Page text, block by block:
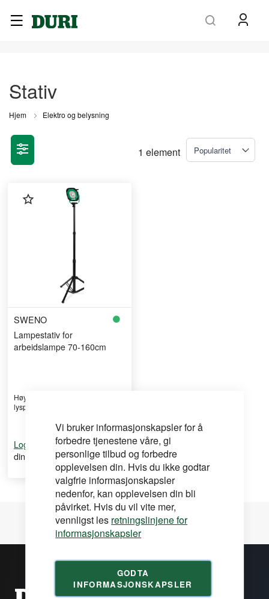
Vi bruker informasjonskapsler for å
forbedre tjenestene våre, gi
personlige tilbud og forbedre
opplevelsen din. Hvis du ikke godtar
valgfrie informasjonskapsler
nedenfor, kan opplevelsen din bli
påvirket. Hvis du vil vite mer,
vennligst les retningslinjene for
informasjonskapsler
GODTA
INFORMASJONSKAPSLER
Stativ
Hjem Elektro og belysning
1 element
SWENO
Lampestativ for
arbeidslampe 70-160cm
Høydejusterbart for optimal
lysplassering
Logg inn
for å se
din pris